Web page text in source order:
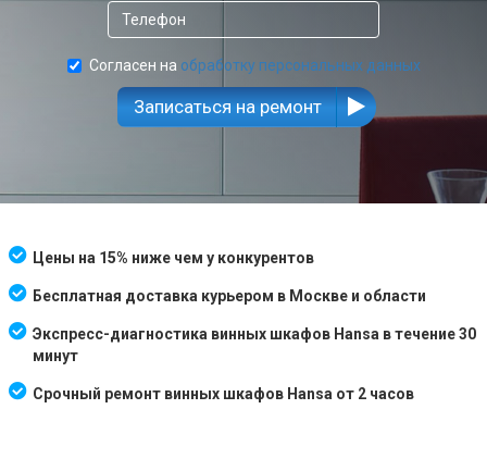
Согласен на обработку персональных данных
Записаться на ремонт
Цены на 15% ниже чем у конкурентов
Бесплатная доставка курьером в Москве и области
Экспресс-диагностика винных шкафов Hansa в течение 30
минут
Срочный ремонт винных шкафов Hansa от 2 часов